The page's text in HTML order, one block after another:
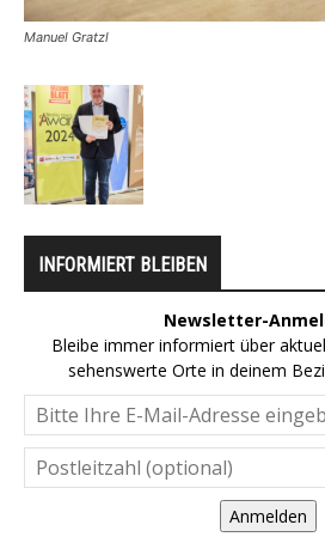
Manuel Gratzl
INFORMIERT BLEIBEN
Newsletter-
Bleibe immer informiert über
sehenswerte Orte in deinem
Anmelden